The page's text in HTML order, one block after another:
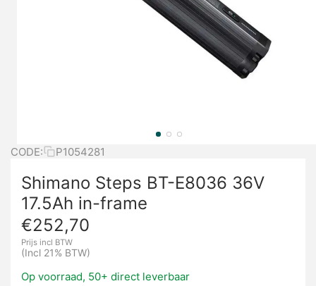
CODE: P1054281
Shimano Steps BT-E8036 36V
17.5Ah in-frame
€252,70
Prijs incl BTW
(Incl 21% BTW)
Op voorraad, 50+ direct leverbaar